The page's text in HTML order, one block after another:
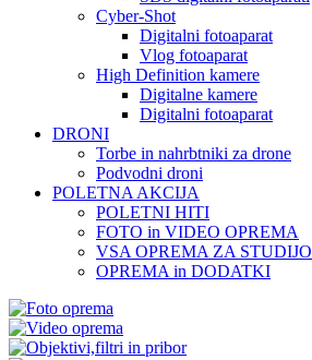
Cyber-Shot
Digitalni fotoaparat
Vlog fotoaparat
High Definition kamere
Digitalne kamere
Digitalni fotoaparat
DRONI
Torbe in nahrbtniki za drone
Podvodni droni
POLETNA AKCIJA
POLETNI HITI
FOTO in VIDEO OPREMA
VSA OPREMA ZA STUDIJO
OPREMA in DODATKI